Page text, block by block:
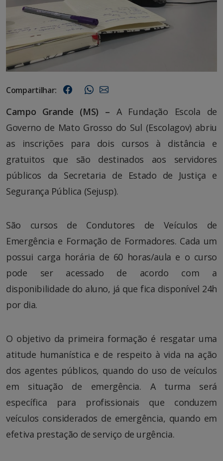
Compartilhar:
Campo Grande (MS) – A Fundação Escola de
Governo de Mato Grosso do Sul (Escolagov) abriu
as inscrições para dois cursos à distância e
gratuitos que são destinados aos servidores
públicos da Secretaria de Estado de Justiça e
Segurança Pública (Sejusp).
São cursos de Condutores de Veículos de
Emergência e Formação de Formadores. Cada um
possui carga horária de 60 horas/aula e o curso
pode ser acessado de acordo com a
disponibilidade do aluno, já que fica disponível 24h
por dia.
O objetivo da primeira formação é resgatar uma
atitude humanística e de respeito à vida na ação
dos agentes públicos, quando do uso de veículos
em situação de emergência. A turma será
específica para profissionais que conduzem
veículos considerados de emergência, quando em
efetiva prestação de serviço de urgência.